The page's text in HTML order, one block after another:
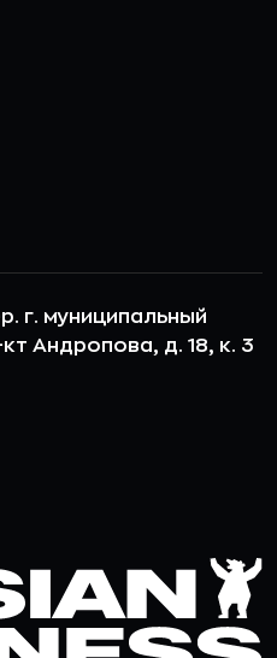
г. муниципальный
Андропова, д. 18, к. 3